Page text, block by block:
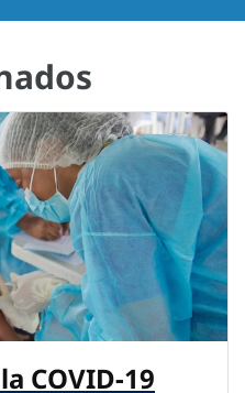
COVID-19